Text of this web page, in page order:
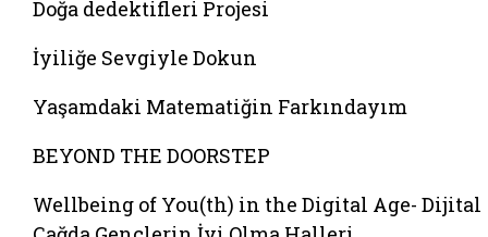
Doğa dedektifleri Projesi
İyiliğe Sevgiyle Dokun
Yaşamdaki Matematiğin Farkındayım
BEYOND THE DOORSTEP
Wellbeing of You(th) in the Digital Age- Dijital